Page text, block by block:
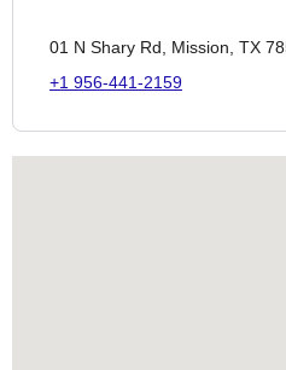
01 N Shary Rd, Mission, TX
+1 956-441-2159